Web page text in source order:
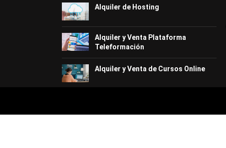
Alquiler de Hosting
Alquiler y Venta Plataforma
Teleformación
Alquiler y Venta de Cursos Online